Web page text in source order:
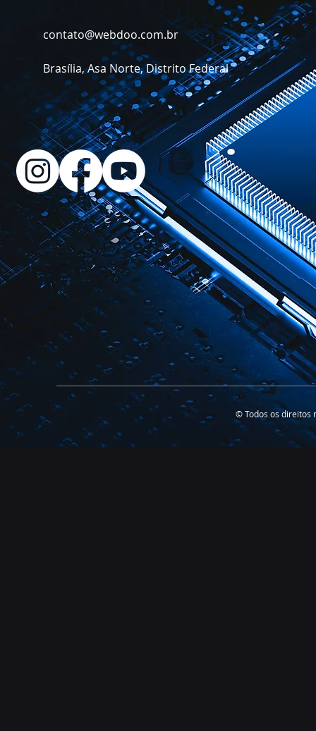
contato@webdoo.com.br
Brasília, Asa Norte, Distrito Federal
© Todos os direitos